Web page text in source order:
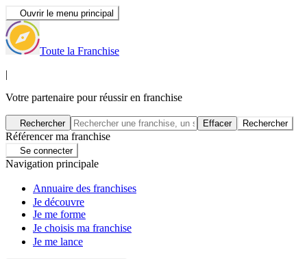
Ouvrir le menu principal
Toute la Franchise
|
Votre partenaire pour réussir en franchise
Rechercher Effacer Rechercher
Référencer ma franchise
Se connecter
Navigation principale
Annuaire des franchises
Je découvre
Je me forme
Je choisis ma franchise
Je me lance